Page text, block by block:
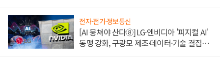
전자·전기·정보통신
[AI 뭉쳐야 산다⑧] LG·엔비디아 '피지컬 AI'
동맹 강화, 구광모 제조·데이터·기술 결집